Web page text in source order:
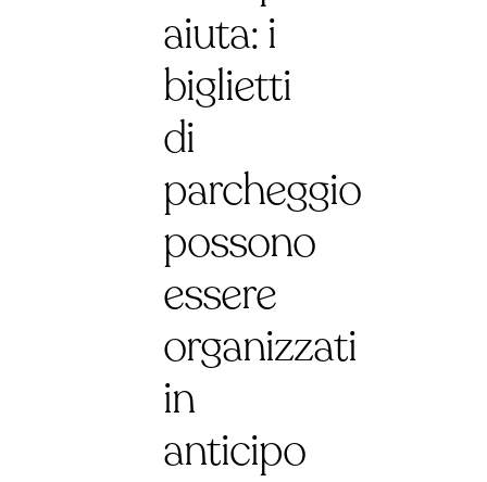
aiuta: i
biglietti
di
parcheggio
possono
essere
organizzati
in
anticipo